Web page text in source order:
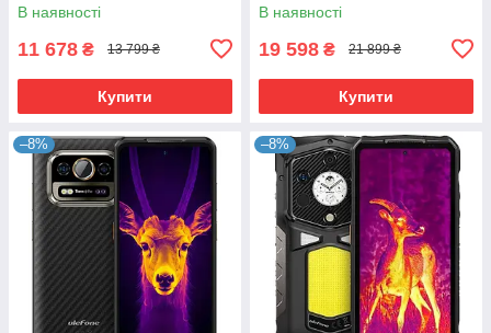
В наявності
11 678 ₴ 13 799 ₴
Купити
В наявності
19 598 ₴ 21 899 ₴
Купити
–8% –8%